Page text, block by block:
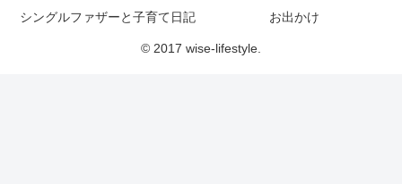
シングルファザーと子育て日記
お出かけ
© 2017 wise-lifestyle.